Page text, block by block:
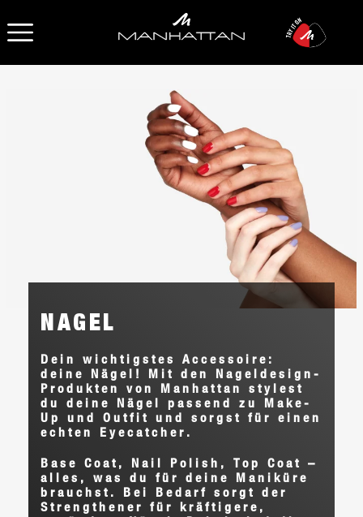
OPEN NAVIGATION
NAGEL
Dein wichtigstes Accessoire:
deine Nägel! Mit den Nageldesign-
Produkten von Manhattan stylest
du deine Nägel passend zu Make-
Up und Outfit und sorgst für einen
echten Eyecatcher.
Base Coat, Nail Polish, Top Coat –
alles, was du für deine Maniküre
brauchst. Bei Bedarf sorgt der
Strengthener für kräftigere,